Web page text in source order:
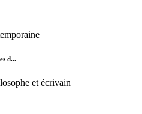
d...
et écrivain